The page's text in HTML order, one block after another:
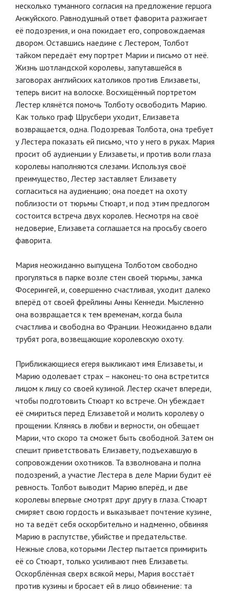
несколько туманного согласия на предложение герцога
Анжуйского. Равнодушный ответ фаворита разжигает
её подозрения, и она покидает его, сопровождаемая
двором. Оставшись наедине с Лестером, Толбот
тайком передаёт ему портрет Марии и письмо от неё.
Жизнь шотландской королевы, запутавшейся в
заговорах английских католиков против Елизаветы,
теперь висит на волоске. Восхищённый портретом
Лестер клянётся помочь Толботу освободить Марию.
Как только граф Шрусбери уходит, Елизавета
возвращается, одна. Подозревая Толбота, она требует
у Лестера показать ей письмо, что у него в руках. Мария
просит об аудиенции у Елизаветы, и против воли глаза
королевы наполняются слезами. Используя своё
преимущество, Лестер заставляет Елизавету
согласиться на аудиенцию; она поедет на охоту
поблизости от тюрьмы Стюарт, и под этим предлогом
состоится встреча двух королев. Несмотря на своё
недоверие, Елизавета соглашается на просьбу своего
фаворита.
Мария неожиданно выпущена Толботом свободно
прогуляться в парке возле стен своей тюрьмы, замка
Фосерингей, и, совершенно счастливая, уходит далеко
вперёд от своей фрейлины Анны Кеннеди. Мысленно
она возвращается к тем временам, когда была
счастлива и свободна во Франции. Неожиданно вдали
трубят рога, возвещающие королевскую охоту.
Приближающиеся егеря выкликают имя Елизаветы, и
Марию одолевает страх – наконец-то она встретится
лицом к лицу со своей кузиной. Лестер скачет впереди,
чтобы подготовить Стюарт ко встрече. Он убеждает
её смириться перед Елизаветой и молить королеву о
прощении. Клянясь в любви и верности, он обещает
Марии, что скоро та сможет быть свободной. Затем он
спешит приветствовать Елизавету, подъехавшую в
сопровождении охотников. Та взволнована и полна
подозрений, а участие Лестера в деле Марии будит её
ревность. Толбот выводит Марию вперёд, и две
королевы впервые смотрят друг другу в глаза. Стюарт
смиряет свою гордость и выказывает почтение кузине,
но та ведёт себя оскорбительно и надменно, обвиняя
Марию в распутстве, убийстве и предательстве.
Нежные слова, которыми Лестер пытается примирить
её со Стюарт, только усиливают гнев Елизаветы.
Оскорблённая сверх всякой меры, Мария восстаёт
против кузины и бросает ей в лицо обвинение: та